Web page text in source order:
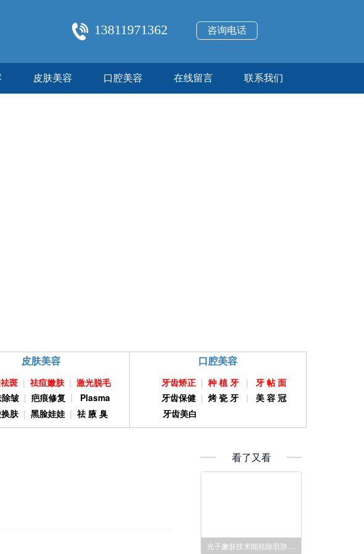
13811971362 咨询电话
皮肤美容 口腔美容 在线留言 联系我们
皮肤美容
斑 | 祛痘嫩肤 | 激光脱毛
皱 | 疤痕修复 | Plasma
肤 | 黑脸娃娃 | 祛 腋 臭
口腔美容
牙齿矫正 | 种 植 牙 | 牙 帖 面
牙齿保健 | 烤 瓷 牙 | 美 容 冠
牙齿美白
看了又看